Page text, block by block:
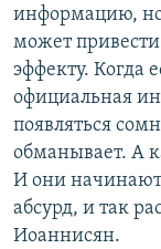
информацию, но
может
эффекту. Когда
официальная
появляться
обманывает. А
И они
абсурд, и так
Иоаннисян.